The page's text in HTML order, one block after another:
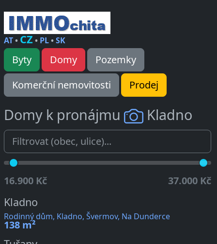
AT• CZ • PL•SK
Byty Domy
Pozemky
Komerční nemovitosti
Prodej
Domy k pronájmu Kladno
16.900 Kč 37.000 Kč
Kladno
Rodinný dům, Kladno, Švermov, Na Dunderce
138 m²